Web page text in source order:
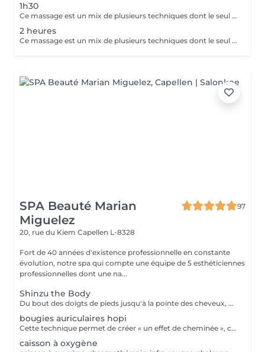
1h30
Ce massage est un mix de plusieurs techniques dont le seul but est : LE RÉSULTAT Chaque mix est étudié et décidé avec vous, car pour améliorer une conséquence, il faut en trouver la cause. Deep Tissue, Myofascial Release, trigger Point, scarping / Gua-Sha, cupping therapy combinées pour une efficacité maximale !! Douleurs chronique ou passagères, augmentation de performances ou récupération, relaxation physique ou mentale, détoxication, drainage, la combinaison de toutes ces techniques est illimitée.
2 heures
Ce massage est un mix de plusieurs techniques dont le seul but est : LE RÉSULTAT Chaque mix est étudié et décidé avec vous, car pour améliorer une conséquence, il faut en trouver la cause. Deep Tissue, Myofascial Release, trigger Point, scarping / Gua-Sha, cupping therapy combinées pour une efficacité maximale !! Douleurs chronique ou passagères, augmentation de performances ou récupération, relaxation physique ou mentale, détoxication, drainage, la combinaison de toutes ces techniques est illimitée.
SPA Beauté Marian
Miguelez
97
20, rue du Kiem Capellen L-8328
Fort de 40 années d'existence professionnelle en constante
évolution, notre spa qui compte une équipe de 5 esthéticiennes
professionnelles dont une na...
Shinzu the Body
Du bout des doigts de pieds jusqu'à la pointe des cheveux, ce massage parcourt le corps. Alliant le massage manuel, la baguette Kansa et l'énergétique, ce massage se démarque par son approche en 7 temps, basée sur la libération pour une connexion au coeur de son être et un bien être corps, âme et esprit.
bougies auriculaires hopi
Cette technique permet de créer « un effet de cheminée », c'est-à-dire une aspiration à la base du cône. De cette façon, les impuretés, les dépôts, les excès de cérumen et les résidus présents dans le canal auriculaire sont éliminés. Permet le rétablissement de la tension correcte du tympan, peut résoudre certains cas de sifflement et de bourdonnement, élimine les résidus d'eau accumulés dans l'oreille après un bain, procure à la personne une agréable sensation de relaxation et de détente, elle régule également la pression entre la tête et l'oreille et entre les canaux auditifs.
caisson à oxygène